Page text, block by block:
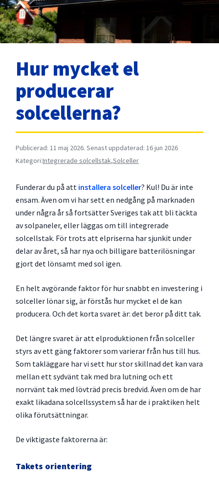
Hur mycket el
producerar
solcellerna?
Kategori:Integrerade solcellstak,Solceller
Publicerad: 11 maj 2026. Senast uppdaterad: 16 jun 2026
Funderar du på att installera solceller? Kul! Du är inte
ensam. Även om vi har sett en nedgång på marknaden
under några år så fortsätter Sveriges tak att bli täckta
av solpaneler, eller läggas om till integrerade
solcellstak. För trots att elpriserna har sjunkit under
delar av året, så har nya och billigare batterilösningar
gjort det lönsamt med sol igen.
En helt avgörande faktor för hur snabbt en investering i
solceller lönar sig, är förstås hur mycket el de kan
producera. Och det korta svaret är: det beror på ditt tak.
Det längre svaret är att elproduktionen från solceller
styrs av ett gäng faktorer som varierar från hus till hus.
Som takläggare har vi sett hur stor skillnad det kan vara
mellan ett sydvänt tak med bra lutning och ett
norrvänt tak med lövträd precis bredvid. Även om de har
exakt likadana solcellssystem så har de i praktiken helt
olika förutsättningar.
De viktigaste faktorerna är:
Takets orientering